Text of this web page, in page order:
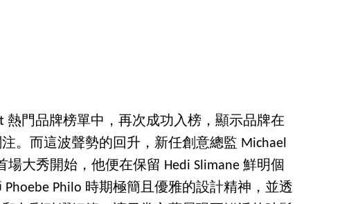
熱門品牌榜單中，再次成功入榜，顯示品牌在
。而這波聲勢的回升，新任創意總監 Michael
場大秀開始，他便在保留 Hedi Slimane 鮮明個
Philo 時期極簡且優雅的設計精神，並透